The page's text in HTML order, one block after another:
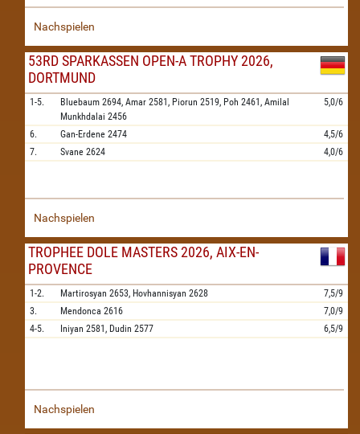
Nachspielen
53RD SPARKASSEN OPEN-A TROPHY 2026,
DORTMUND
1-5. Bluebaum 2694, Amar 2581, Piorun 2519, Poh 2461, Amilal
Munkhdalai 2456
5,0/6
6. Gan-Erdene 2474
4,5/6
7.
Svane 2624 4,0/6
Nachspielen
TROPHEE DOLE MASTERS 2026, AIX-EN-
PROVENCE
1-2. Martirosyan 2653, Hovhannisyan 2628
7,5/9
3.
Mendonca 2616
7,0/9
4-5.
Iniyan 2581, Dudin 2577 6,5/9
Nachspielen